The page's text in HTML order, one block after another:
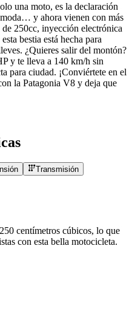
una moto, es la declaración
y ahora vienen con más
250cc, inyección electrónica
bestia está hecha para
¿Quieres salir del montón?
y te lleva a 140 km/h sin
para ciudad. ¡Conviértete en el
la Patagonia V8 y deja que
Transmisión
250 centímetros cúbicos, lo que
con esta bella motocicleta.